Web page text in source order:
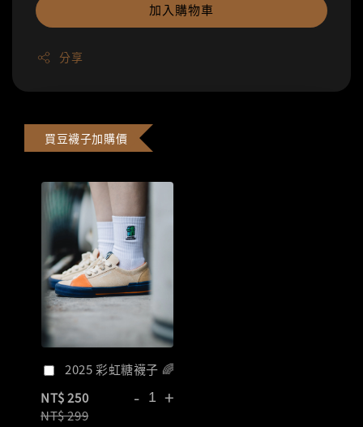
加入購物車
分享
買豆襪子加購價
2025 彩虹糖襪子 🌈
NT$ 250
NT$ 299
- +